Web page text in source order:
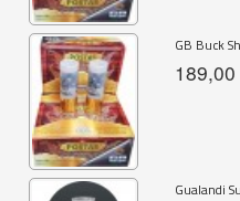
GB Buck
189,00
Gualandi